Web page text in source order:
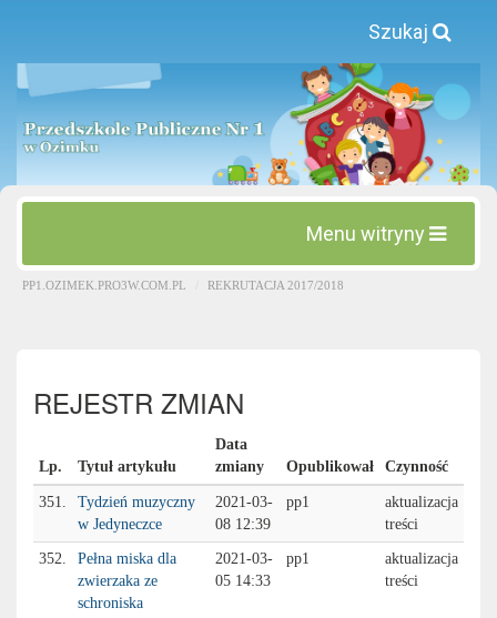
Szukaj
Menu witryny
PP1.OZIMEK.PRO3W.COM.PL REKRUTACJA 2017/2018
REJESTR ZMIAN
Lp. Tytuł artykułu
Data
zmiany
Opublikował Czynność
351.
Tydzień muzyczny
w Jedyneczce
2021-03-
08 12:39
pp1
aktualizacja
treści
352.
Pełna miska dla
zwierzaka ze
schroniska
2021-03-
05 14:33
pp1
aktualizacja
treści